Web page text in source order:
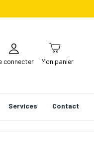
connecter Mon panier
Services Contact